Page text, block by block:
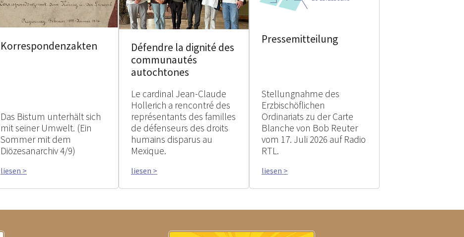
Korrespondenzakten
Das Bistum unterhält sich
mit seiner Umwelt. (Ein
Sommer mit dem
Diözesanarchiv 4/9)
liesen >
Défendre la dignité des
communautés
autochtones
Le cardinal Jean-Claude
Hollerich a rencontré des
représentants des familles
de défenseurs des droits
humains disparus au
Mexique.
liesen >
Pressemitteilung
Stellungnahme des
Erzbischöflichen
Ordinariats zu der Carte
Blanche von Bob Reuter
vom 17. Juli 2026 auf Radio
RTL.
liesen >